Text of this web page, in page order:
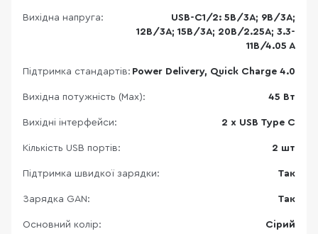
Вихідна напруга:
USB-C1/2: 5В/3А; 9В/3А;
12В/3А; 15В/3А; 20В/2.25А; 3.3-
11В/4.05 А
Підтримка стандартів: Power Delivery, Quick Charge 4.0
Вихідна потужність (Max): 45 Вт
Вихідні інтерфейси: 2 x USB Type C
Кількість USB портів: 2 шт
Підтримка швидкої зарядки: Так
Зарядка GAN: Так
Основний колір: Сірий